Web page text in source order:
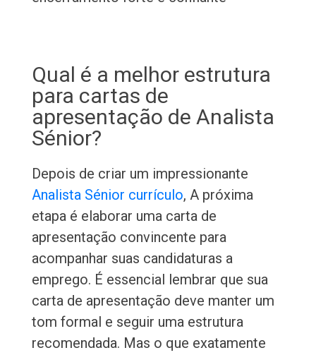
Qual é a melhor estrutura
para cartas de
apresentação de Analista
Sénior?
Depois de criar um impressionante
Analista Sénior currículo, A próxima
etapa é elaborar uma carta de
apresentação convincente para
acompanhar suas candidaturas a
emprego. É essencial lembrar que sua
carta de apresentação deve manter um
tom formal e seguir uma estrutura
recomendada. Mas o que exatamente